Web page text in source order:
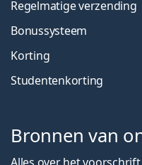
Regelmatige verzending
Bonussysteem
Korting
Studentenkorting
Bronnen van